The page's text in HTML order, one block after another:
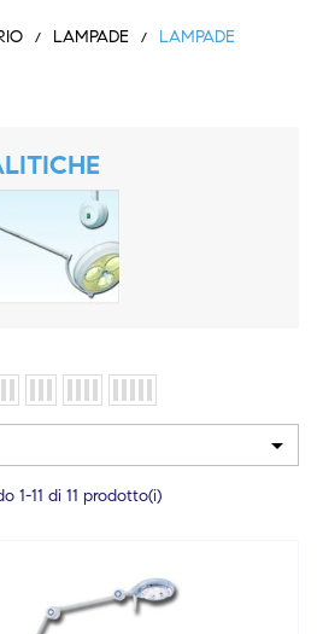
LAMPADE
LAMPADE

1-11 di 11 prodotto(i)